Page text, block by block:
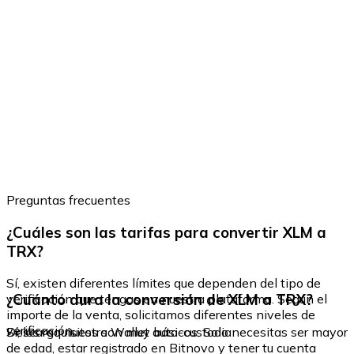
Preguntas frecuentes
¿Cuáles son las tarifas para convertir XLM a
TRX?
Sí, existen diferentes límites que dependen del tipo de
verificación que tengas en nuestra plataforma. Según el
importe de la venta, solicitamos diferentes niveles de
verificación.
¿Cuánto dura la conversión de XLM a TRX?
Sí, los requisitos son muy básicos. Solo necesitas ser mayor
de edad, estar registrado en Bitnovo y tener tu cuenta
Descarga nuestra Wallet auto-custodia